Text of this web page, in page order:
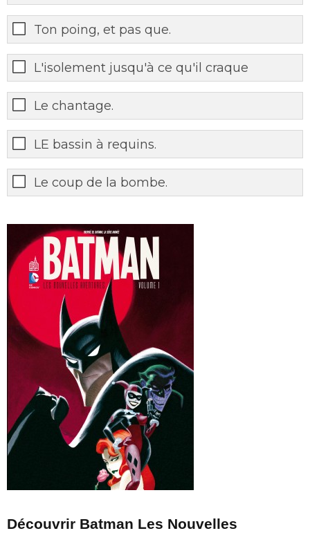
Ton poing, et pas que.
L'isolement jusqu'à ce qu'il craque
Le chantage.
LE bassin à requins.
Le coup de la bombe.
Découvrir Batman Les Nouvelles